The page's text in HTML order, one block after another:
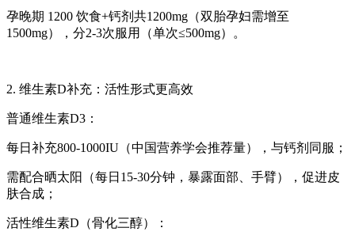
孕晚期 1200 饮食+钙剂共1200mg（双胎孕妇需增至
1500mg），分2-3次服用（单次≤500mg）。
2. 维生素D补充：活性形式更高效
普通维生素D3：
每日补充800-1000IU（中国营养学会推荐量），与钙剂同服；
需配合晒太阳（每日15-30分钟，暴露面部、手臂），促进皮
肤合成；
活性维生素D（骨化三醇）：